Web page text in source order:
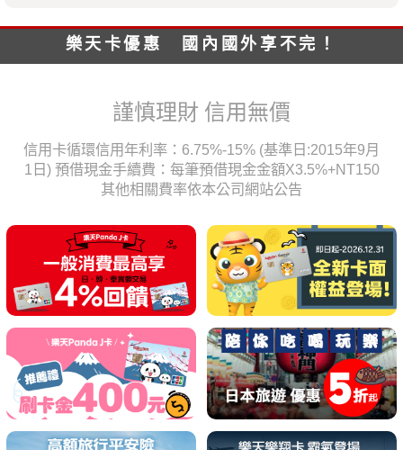
樂天卡優惠 國內國外享不完！
謹慎理財 信用無價
信用卡循環信用年利率：6.75%-15% (基準日:2015年9月
1日) 預借現金手續費：每筆預借現金金額X3.5%+NT150
其他相關費率依本公司網站公告